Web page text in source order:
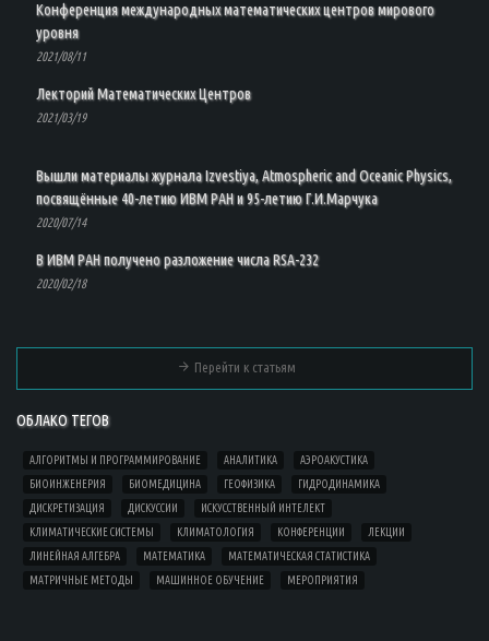
Конференция международных математических центров мирового
уровня
2021/08/11
Лекторий Математических Центров
2021/03/19
Вышли материалы журнала Izvestiya, Atmospheric and Oceanic Physics,
посвящённые 40-летию ИВМ РАН и 95-летию Г.И.Марчука
2020/07/14
В ИВМ РАН получено разложение числа RSA-232
2020/02/18
Перейти к статьям
ОБЛАКО ТЕГОВ
АЛГОРИТМЫ И ПРОГРАММИРОВАНИЕ АНАЛИТИКА
АЭРОАКУСТИКА
БИОИНЖЕНЕРИЯ
БИОМЕДИЦИНА ГЕОФИЗИКА
ГИДРОДИНАМИКА
ДИСКРЕТИЗАЦИЯ
ДИСКУССИИ
ИСКУССТВЕННЫЙ ИНТЕЛЕКТ
КЛИМАТИЧЕСКИЕ СИСТЕМЫ
КЛИМАТОЛОГИЯ КОНФЕРЕНЦИИ
ЛЕКЦИИ
ЛИНЕЙНАЯ АЛГЕБРА
МАТЕМАТИКА
МАТЕМАТИЧЕСКАЯ СТАТИСТИКА
МАТРИЧНЫЕ МЕТОДЫ
МАШИННОЕ ОБУЧЕНИЕ МЕРОПРИЯТИЯ